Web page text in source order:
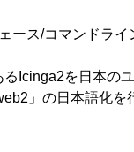
ース/コマンドラ
Icinga2を日本の
」の日本語化を